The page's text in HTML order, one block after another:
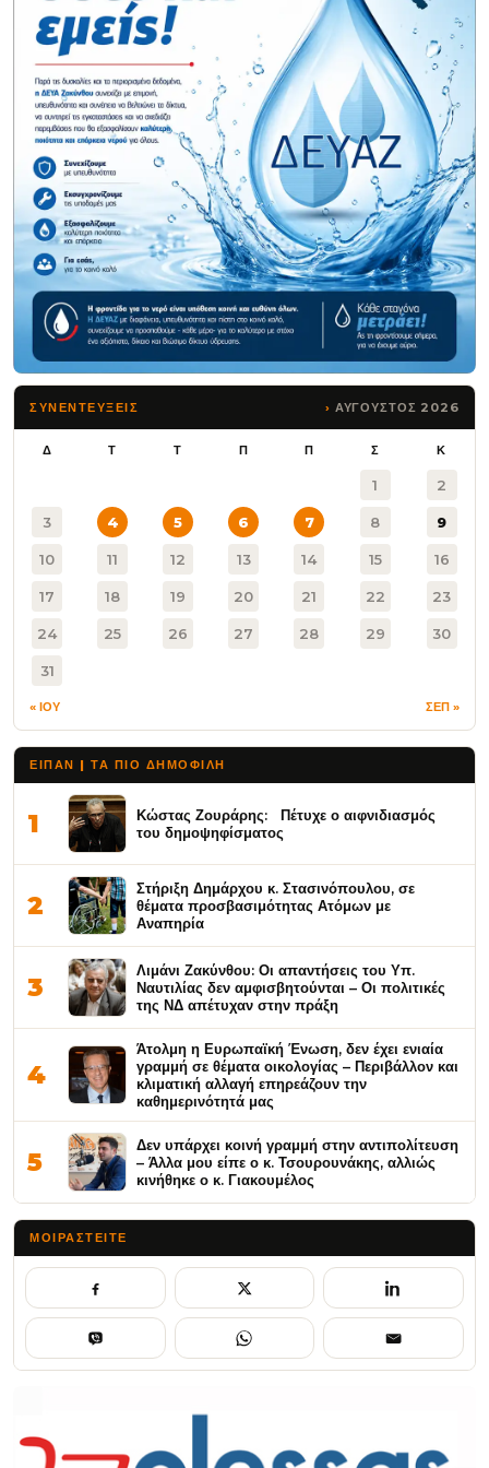
ΣΥΝΕΝΤΕΥΞΕΙΣ ΑΥΓΟΥΣΤΟΣ 2026
Δ Τ Τ Π Π Σ Κ
1 2
3 4 5 6 7 8 9
10 11 12 13 14 15 16
17 18 19 20 21 22 23
24 25 26 27 28 29 30
31
« ΙΟΥ ΣΕΠ »
ΕΙΠΑΝ | ΤΑ ΠΙΟ ΔΗΜΟΦΙΛΉ
1
Κώστας Ζουράρης: Πέτυχε ο αιφνιδιασμός
του δημοψηφίσματος
2
Στήριξη Δημάρχου κ. Στασινόπουλου, σε
θέματα προσβασιμότητας Ατόμων με
Αναπηρία
3
Λιμάνι Ζακύνθου: Οι απαντήσεις του Υπ.
Ναυτιλίας δεν αμφισβητούνται – Οι πολιτικές
της ΝΔ απέτυχαν στην πράξη
4
Άτολμη η Ευρωπαϊκή Ένωση, δεν έχει ενιαία
γραμμή σε θέματα οικολογίας – Περιβάλλον και
κλιματική αλλαγή επηρεάζουν την
καθημερινότητά μας
5
Δεν υπάρχει κοινή γραμμή στην αντιπολίτευση
– Άλλα μου είπε ο κ. Τσουρουνάκης, αλλιώς
κινήθηκε ο κ. Γιακουμέλος
ΜΟΙΡΑΣΤΕΊΤΕ